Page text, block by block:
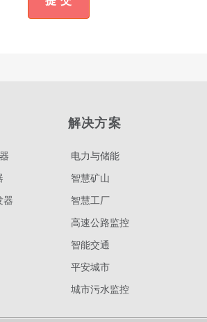
器
解决方案
电力与储能
智慧矿山
智慧工厂
高速公路监控
智能交通
平安城市
城市污水监控